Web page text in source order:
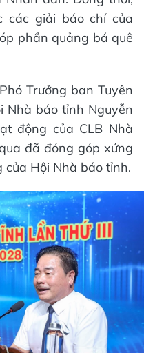
các giải báo chí của
phần quảng bá quê
Trưởng ban Tuyên
Nhà báo tỉnh Nguyễn
động của CLB Nhà
đã đóng góp xứng
Hội Nhà báo tỉnh.